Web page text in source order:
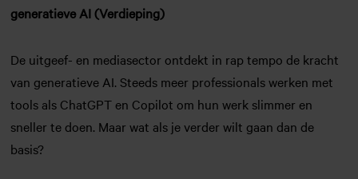
generatieve AI (Verdieping)
De uitgeef- en mediasector ontdekt in rap tempo de kracht
van generatieve AI. Steeds meer professionals werken met
tools als ChatGPT en Copilot om hun werk slimmer en
sneller te doen. Maar wat als je verder wilt gaan dan de
basis?